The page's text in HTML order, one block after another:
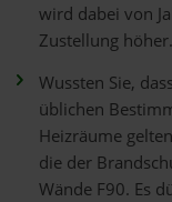
wird dabei von
Zustellung höher.
Wussten Sie,
üblichen
Heizräume
die der
Wände F90. Es